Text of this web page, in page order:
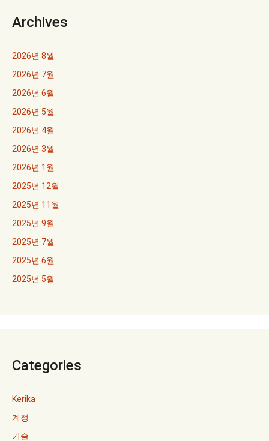
션Archives
2026년 8월
2026년 7월
2026년 6월
2026년 5월
2026년 4월
2026년 3월
2026년 1월
2025년 12월
2025년 11월
2025년 9월
2025년 7월
2025년 6월
2025년 5월
Categories
Kerika
계정
기술